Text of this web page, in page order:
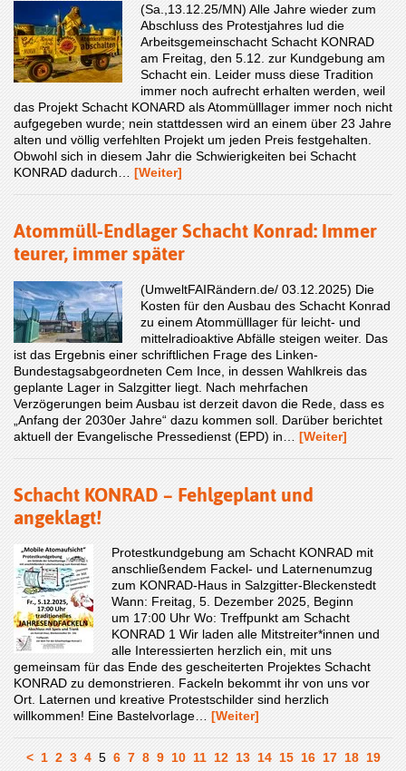
(Sa.,13.12.25/MN) Alle Jahre wieder zum
Abschluss des Protestjahres lud die
Arbeitsgemeinschacht Schacht KONRAD
am Freitag, den 5.12. zur Kundgebung am
Schacht ein. Leider muss diese Tradition
immer noch aufrecht erhalten werden, weil
das Projekt Schacht KONARD als Atommülllager immer noch nicht
aufgegeben wurde; nein stattdessen wird an einem über 23 Jahre
alten und völlig verfehlten Projekt um jeden Preis festgehalten.
Obwohl sich in diesem Jahr die Schwierigkeiten bei Schacht
KONRAD dadurch… [Weiter]
Atommüll-Endlager Schacht Konrad: Immer
teurer, immer später
(UmweltFAIRändern.de/ 03.12.2025) Die
Kosten für den Ausbau des Schacht Konrad
zu einem Atommülllager für leicht- und
mittelradioaktive Abfälle steigen weiter. Das
ist das Ergebnis einer schriftlichen Frage des Linken-
Bundestagsabgeordneten Cem Ince, in dessen Wahlkreis das
geplante Lager in Salzgitter liegt. Nach mehrfachen
Verzögerungen beim Ausbau ist derzeit davon die Rede, dass es
„Anfang der 2030er Jahre“ dazu kommen soll. Darüber berichtet
aktuell der Evangelische Pressedienst (EPD) in… [Weiter]
Schacht KONRAD – Fehlgeplant und
angeklagt!
Protestkundgebung am Schacht KONRAD mit
anschließendem Fackel- und Laternenumzug
zum KONRAD-Haus in Salzgitter-Bleckenstedt
Wann: Freitag, 5. Dezember 2025, Beginn
um 17:00 Uhr Wo: Treffpunkt am Schacht
KONRAD 1 Wir laden alle Mitstreiter*innen und
alle Interessierten herzlich ein, mit uns
gemeinsam für das Ende des gescheiterten Projektes Schacht
KONRAD zu demonstrieren. Fackeln bekommt ihr von uns vor
Ort. Laternen und kreative Protestschilder sind herzlich
willkommen! Eine Bastelvorlage… [Weiter]
< 1 2 3 4 5 6 7 8 9 10 11 12 13 14 15 16 17 18 19